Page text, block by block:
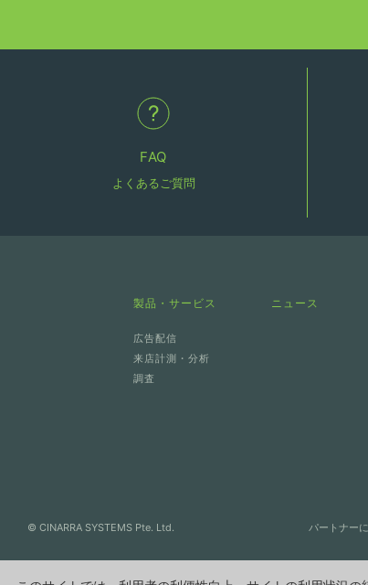
FAQ
よくあるご質問
製品・サービス
広告配信
来店計測・分析
調査
ニュース
© CINARRA SYSTEMS Pte. Ltd. パートナー